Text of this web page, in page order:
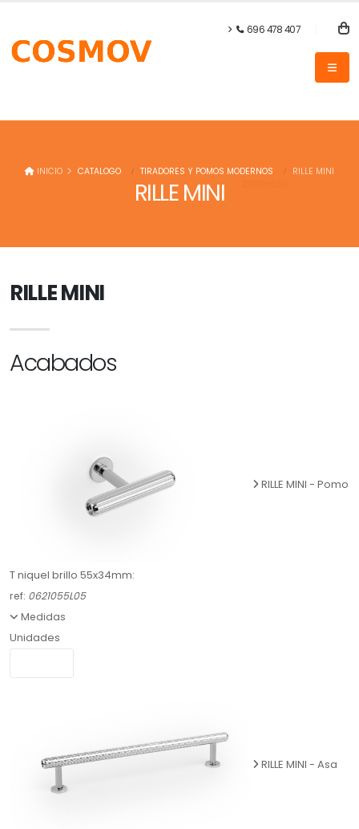
696 478 407
RILLE MINI
INICIO CATALOGO TIRADORES Y POMOS MODERNOS RILLE MINI
RILLE MINI
Acabados
RILLE MINI - Pomo
T niquel brillo 55x34mm:
ref: 0621055L05
Medidas
Unidades
RILLE MINI - Asa